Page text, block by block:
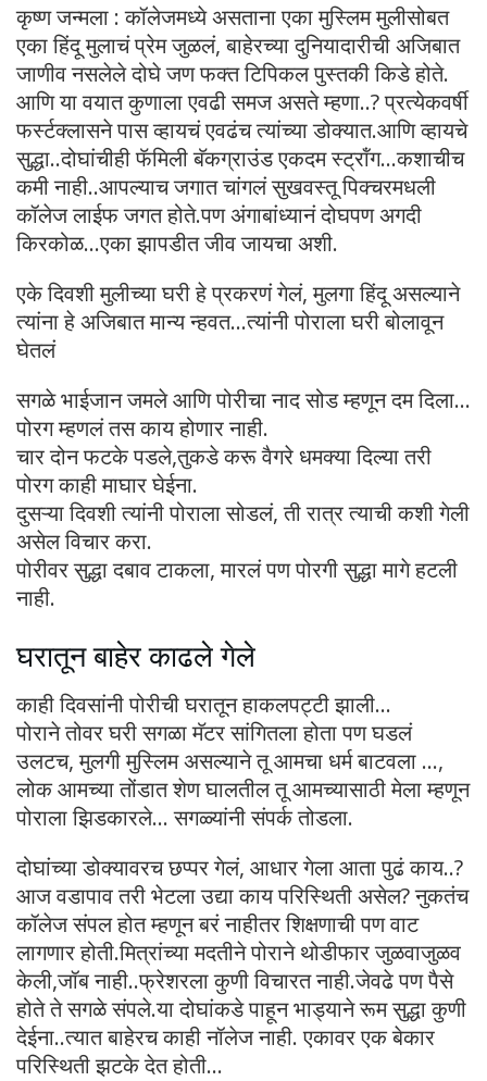
कृष्ण जन्मला : कॉलेजमध्ये असताना एका मुस्लिम मुलीसोबत
एका हिंदू मुलाचं प्रेम जुळलं, बाहेरच्या दुनियादारीची अजिबात
जाणीव नसलेले दोघे जण फक्त टिपिकल पुस्तकी किडे होते.
आणि या वयात कुणाला एवढी समज असते म्हणा..? प्रत्येकवर्षी
फर्स्टक्लासने पास व्हायचं एवढंच त्यांच्या डोक्यात.आणि व्हायचे
सुद्धा..दोघांचीही फॅमिली बॅकग्राउंड एकदम स्ट्रॉंग…कशाचीच
कमी नाही..आपल्याच जगात चांगलं सुखवस्तू पिक्चरमधली
कॉलेज लाईफ जगत होते.पण अंगाबांध्यानं दोघपण अगदी
किरकोळ…एका झापडीत जीव जायचा अशी.
एके दिवशी मुलीच्या घरी हे प्रकरणं गेलं, मुलगा हिंदू असल्याने
त्यांना हे अजिबात मान्य न्हवत…त्यांनी पोराला घरी बोलावून
घेतलं
सगळे भाईजान जमले आणि पोरीचा नाद सोड म्हणून दम दिला…
पोरग म्हणलं तस काय होणार नाही.
चार दोन फटके पडले,तुकडे करू वैगरे धमक्या दिल्या तरी
पोरग काही माघार घेईना.
दुसऱ्या दिवशी त्यांनी पोराला सोडलं, ती रात्र त्याची कशी गेली
असेल विचार करा.
पोरीवर सुद्धा दबाव टाकला, मारलं पण पोरगी सुद्धा मागे हटली
नाही.
घरातून बाहेर काढले गेले
काही दिवसांनी पोरीची घरातून हाकलपट्टी झाली…
पोराने तोवर घरी सगळा मॅटर सांगितला होता पण घडलं
उलटच, मुलगी मुस्लिम असल्याने तू आमचा धर्म बाटवला …,
लोक आमच्या तोंडात शेण घालतील तू आमच्यासाठी मेला म्हणून
पोराला झिडकारले… सगळ्यांनी संपर्क तोडला.
दोघांच्या डोक्यावरच छप्पर गेलं, आधार गेला आता पुढं काय..?
आज वडापाव तरी भेटला उद्या काय परिस्थिती असेल? नुकतंच
कॉलेज संपल होत म्हणून बरं नाहीतर शिक्षणाची पण वाट
लागणार होती.मित्रांच्या मदतीने पोराने थोडीफार जुळवाजुळव
केली,जॉब नाही..फ्रेशरला कुणी विचारत नाही.जेवढे पण पैसे
होते ते सगळे संपले.या दोघांकडे पाहून भाड्याने रूम सुद्धा कुणी
देईना..त्यात बाहेरच काही नॉलेज नाही. एकावर एक बेकार
परिस्थिती झटके देत होती…